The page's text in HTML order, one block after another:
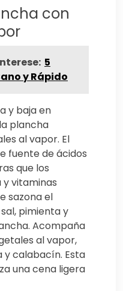
con
5
y Rápido
y baja en
plancha
al vapor. El
fuente de ácidos
que los
vitaminas
sazona el
pimienta y
Acompaña
al vapor,
y calabacín. Esta
una cena ligera